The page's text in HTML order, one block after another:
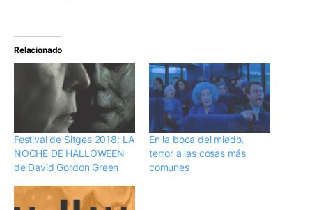
Relacionado
Festival de Sitges 2018: LA
NOCHE DE HALLOWEEN
de David Gordon Green
En la boca del miedo,
terror a las cosas más
comunes